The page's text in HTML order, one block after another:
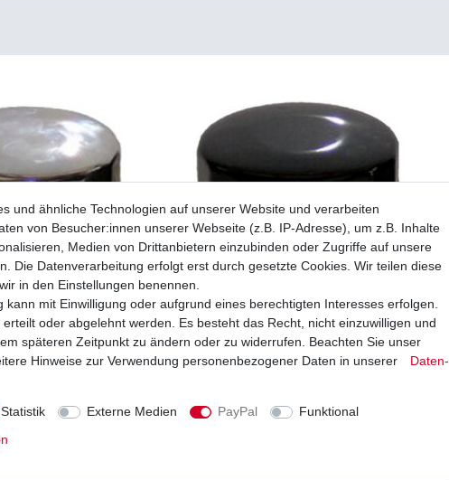
baugleich mit Hiflo HF138C
Ölfilter Hiflo HF138 HF 138
1 Stück | 7,96 € / Stück
und ähnliche Technologien auf unserer Website und verarbeiten
von Besucher:innen unserer Webseite (z.B. IP-Adresse), um z.B. Inhalte
Medien von Drittanbietern einzubinden oder Zugriffe auf unsere
Die Datenverarbeitung erfolgt erst durch gesetzte Cookies. Wir teilen diese
in den Einstellungen benennen.
kann mit Einwilligung oder aufgrund eines berechtigten Interesses erfolgen.
oder abgelehnt werden. Es besteht das Recht, nicht einzuwilligen und
späteren Zeitpunkt zu ändern oder zu widerrufen. Beachten Sie unser
Hinweise zur Verwendung personenbezogener Daten in unserer
Daten­
Statistik Externe Medien PayPal
Funktional